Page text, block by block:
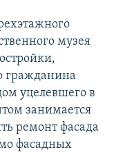
музея
гражданина
уцелевшего в
занимается
ремонт фасада
фасадных